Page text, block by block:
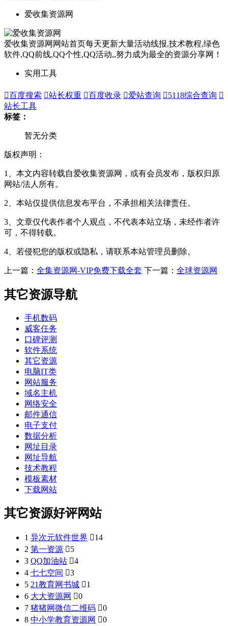
爱收集资源网
爱收集资源网网站首页每天更新大量活动线报,技术教程,绿色
软件,QQ前线,QQ个性,QQ活动,,努力成为最全的资源分享网！
实用工具
百度搜索 站长权重 百度收录 爱站查询 5118综合查询 
站长工具
标签：
暂无分类
版权声明：
1、本文内容转载自爱收集资源网，或有会员发布，版权归原
网站/法人所有。
2、本站仅提供信息发布平台，不承担相关法律责任。
3、文章仅代表作者个人观点，不代表本站立场，未经作者许
可，不得转载。
4、若侵犯您的版权或隐私，请联系本站管理员删除。
上一篇： 全集资源网-VIP免费下载全套 下一篇： 全球资源网
其它资源导航
手机数码
威客任务
口碑评测
软件系统
其它资源
电脑IT类
网站服务
域名主机
网络安全
邮件通信
电子支付
数据分析
网址目录
网址导航
技术教程
模板素材
下载网站
其它资源好评网站
1 异次元软件世界 14
2 第一资源 5
3 QQ加油站 4
4 七七空间 3
5 21教育网书城 1
6 大大资源网 0
7 猪猪网微信二维码 0
8 中小学教育资源网 0